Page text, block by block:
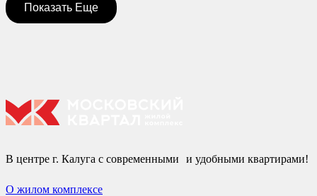
Показать Еще
В центре г. Калуга с современными и удобными квартирами!
О жилом комплексе